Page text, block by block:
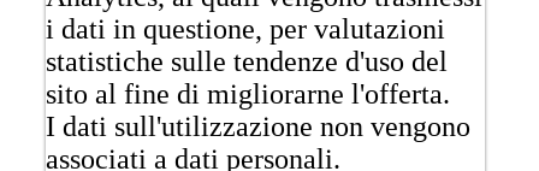
i dati in questione, per valutazioni
statistiche sulle tendenze d'uso del
sito al fine di migliorarne l'offerta.
I dati sull'utilizzazione non vengono
associati a dati personali.